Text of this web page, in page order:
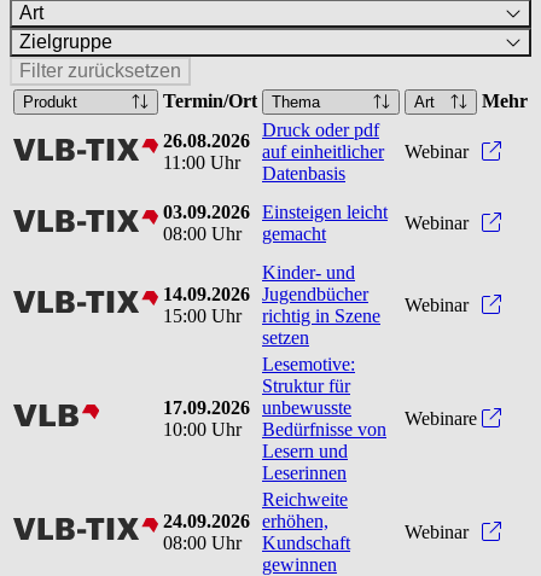
Art
Zielgruppe
Filter zurücksetzen
Produkt Termin/Ort Thema Art Mehr
vlbtix
26.08.2026
11:00 Uhr
Druck oder pdf
auf einheitlicher
Datenbasis
Webinar
vlbtix
03.09.2026
08:00 Uhr
Einsteigen leicht
gemacht
Webinar
vlbtix
14.09.2026
15:00 Uhr
Kinder- und
Jugendbücher
richtig in Szene
setzen
Webinar
vlb
17.09.2026
10:00 Uhr
Lesemotive:
Struktur für
unbewusste
Bedürfnisse von
Lesern und
Leserinnen
Webinare
vlbtix
24.09.2026
08:00 Uhr
Reichweite
erhöhen,
Kundschaft
gewinnen
Webinar